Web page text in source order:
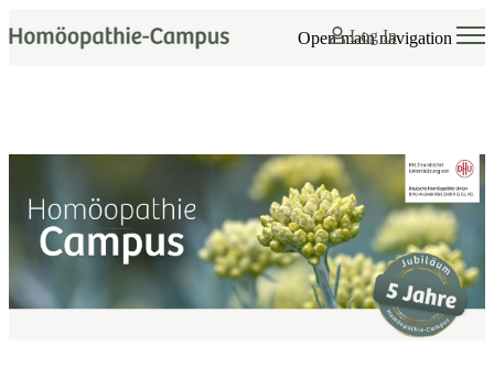
Open main navigation
Log In